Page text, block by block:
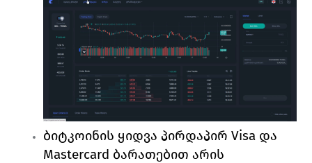
ბიტკოინის ყიდვა პირდაპირ Visa
Mastercard ბარათებით არის